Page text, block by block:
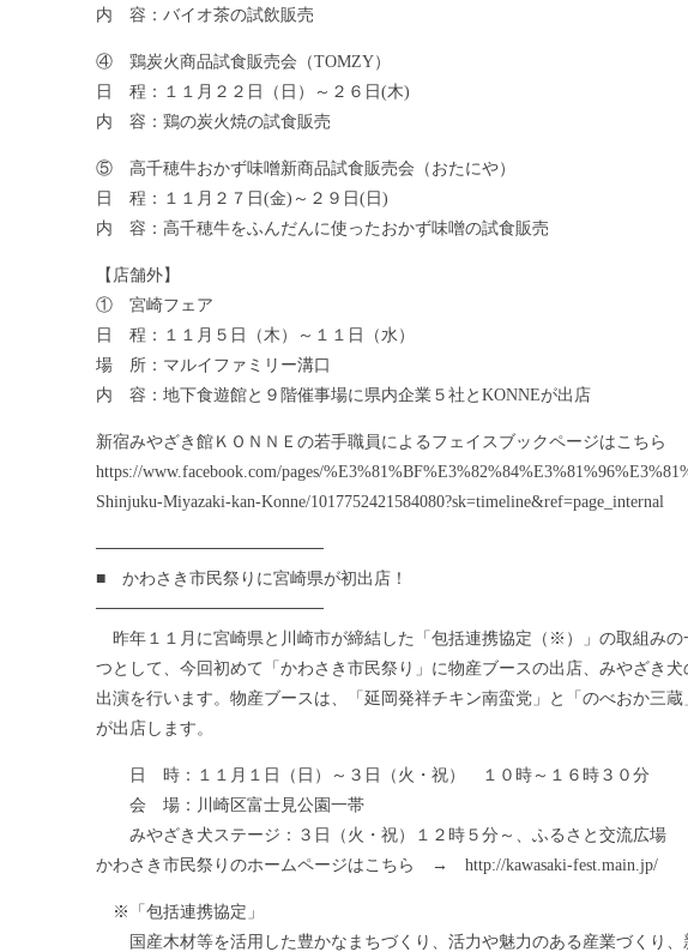
内 容：バイオ茶の試飲販売
④ 鶏炭火商品試食販売会（TOMZY）
日 程：１１月２２日（日）～２６日(木)
内 容：鶏の炭火焼の試食販売
⑤ 高千穂牛おかず味噌新商品試食販売会（おたにや）
日 程：１１月２７日(金)～２９日(日)
内 容：高千穂牛をふんだんに使ったおかず味噌の試食販売
【店舗外】
① 宮崎フェア
日 程：１１月５日（木）～１１日（水）
場 所：マルイファミリー溝口
内 容：地下食遊館と９階催事場に県内企業５社とKONNEが出店
新宿みやざき館ＫＯＮＮＥの若手職員によるフェイスブックページはこちら
https://www.facebook.com/pages/
Shinjuku-Miyazaki-kan-Konne/1017752421584080?sk=timeline&ref=page_internal
───────────────────
■ かわさき市民祭りに宮崎県が初出店！
───────────────────
昨年１１月に宮崎県と川崎市が締結した「包括連携協定（※）」の取組みの
つとして、今回初めて「かわさき市民祭り」に物産ブースの出店、みやざき犬
出演を行います。物産ブースは、「延岡発祥チキン南蛮党」と「のべおか三蔵
が出店します。
日 時：１１月１日（日）～３日（火・祝） １０時～１６時３０分
会 場：川崎区富士見公園一帯
みやざき犬ステージ：３日（火・祝）１２時５分～、ふるさと交流広場
かわさき市民祭りのホームページはこちら → http://kawasaki-fest.main.jp/
※「包括連携協定」
国産木材等を活用した豊かなまちづくり、活力や魅力のある産業づくり、